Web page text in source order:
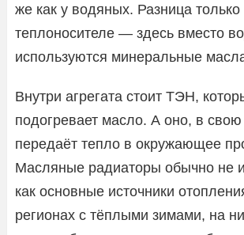
же как у водяных. Разница только
теплоносителе — здесь вместо
используются минеральные
Внутри агрегата стоит ТЭН,
подогревает масло. А оно, в
передаёт тепло в окружающее
Масляные радиаторы обычно не
как основные источники
регионах с тёплыми зимами, на